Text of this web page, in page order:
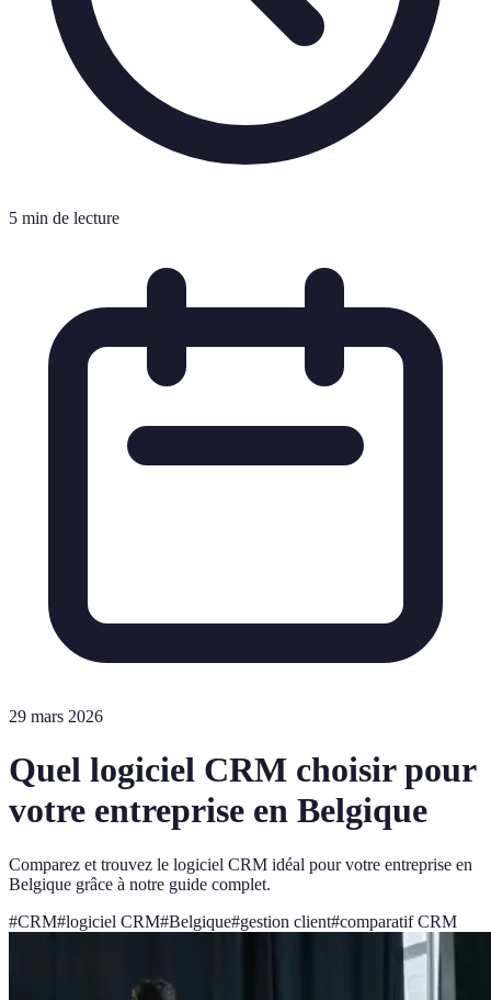
5 min de lecture
29 mars 2026
Quel logiciel CRM choisir pour
votre entreprise en Belgique
Comparez et trouvez le logiciel CRM idéal pour votre entreprise en
Belgique grâce à notre guide complet.
#CRM#logiciel CRM#Belgique#gestion client#comparatif CRM